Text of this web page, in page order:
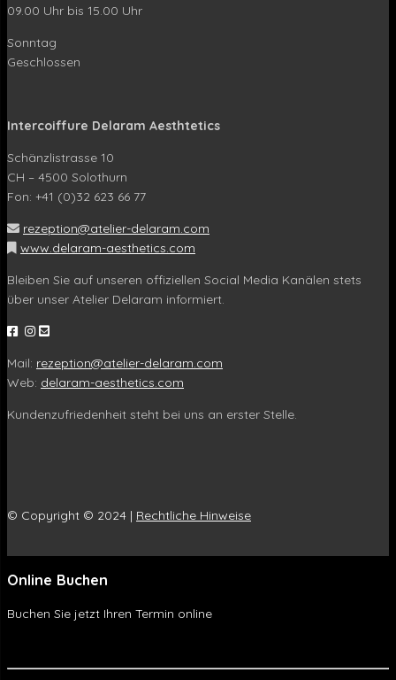
09.00 Uhr bis 15.00 Uhr
Sonntag
Geschlossen
Intercoiffure Delaram Aesthtetics
Schänzlistrasse 10
CH – 4500 Solothurn
Fon: +41 (0)32 623 66 77
rezeption@atelier-delaram.com
www.delaram-aesthetics.com
Bleiben Sie auf unseren offiziellen Social Media Kanälen stets
über unser Atelier Delaram informiert.
Mail: rezeption@atelier-delaram.com
Web: delaram-aesthetics.com
Kundenzufriedenheit steht bei uns an erster Stelle.
© Copyright © 2024 | Rechtliche Hinweise
Online Buchen
Buchen Sie jetzt Ihren Termin online